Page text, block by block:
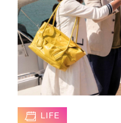
LIFE